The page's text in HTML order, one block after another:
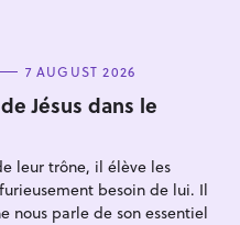
7 AUGUST 2026
Jésus dans le
leur trône, il élève les
besoin de lui. Il
nous parle de son essentiel